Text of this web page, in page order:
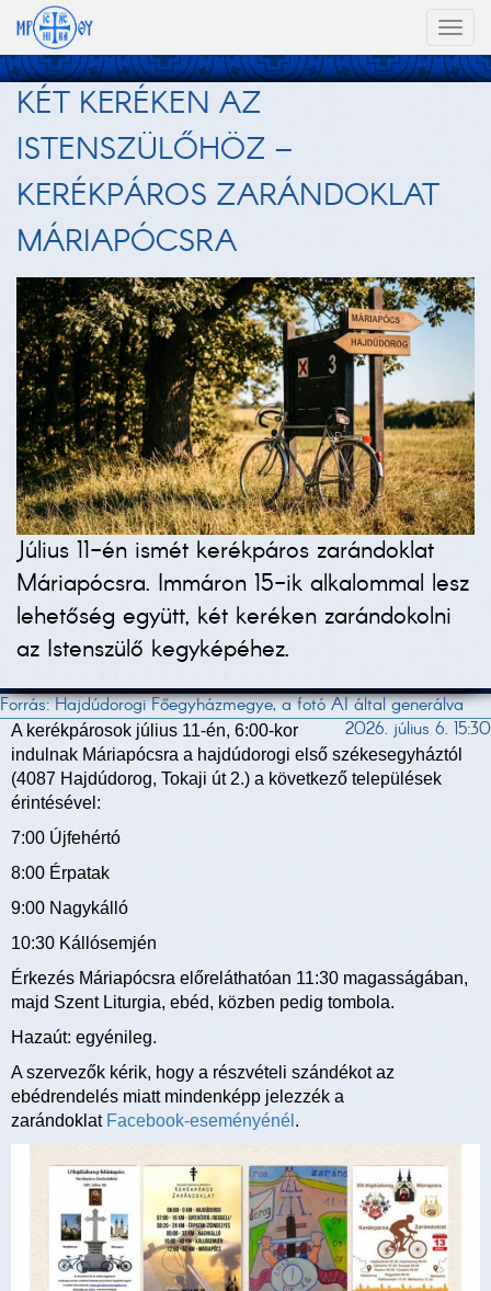
KÉT KERÉKEN AZ
ISTENSZÜLŐHÖZ –
KERÉKPÁROS ZARÁNDOKLAT
MÁRIAPÓCSRA
Július 11-én ismét kerékpáros zarándoklat
Máriapócsra. Immáron 15-ik alkalommal lesz
lehetőség együtt, két keréken zarándokolni
az Istenszülő kegyképéhez.
Forrás: Hajdúdorogi Főegyházmegye, a fotó AI által generálva
2026. július 6. 15:30
A kerékpárosok július 11-én, 6:00-kor
indulnak Máriapócsra a hajdúdorogi első székesegyháztól
(4087 Hajdúdorog, Tokaji út 2.) a következő települések
érintésével:
7:00 Újfehértó
8:00 Érpatak
9:00 Nagykálló
10:30 Kállósemjén
Érkezés Máriapócsra előreláthatóan 11:30 magasságában,
majd Szent Liturgia, ebéd, közben pedig tombola.
Hazaút: egyénileg.
A szervezők kérik, hogy a részvételi szándékot az
ebédrendelés miatt mindenképp jelezzék a
zarándoklat Facebook-eseményénél .